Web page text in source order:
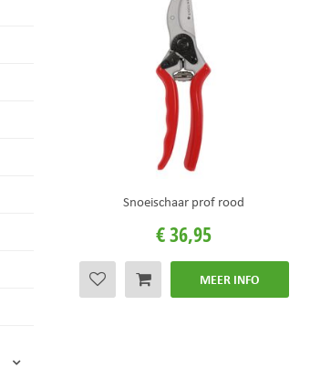
Snoeischaar prof rood
€36,95
MEER INFO